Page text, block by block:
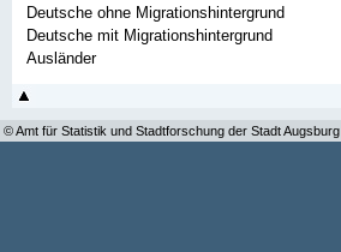
Deutsche ohne Migrationshintergrund
Deutsche mit Migrationshintergrund
Ausländer
© Amt für Statistik und Stadtforschung der Stadt Augsburg